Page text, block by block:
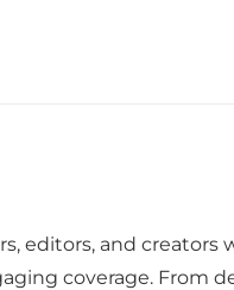
editors, and creators
coverage. From